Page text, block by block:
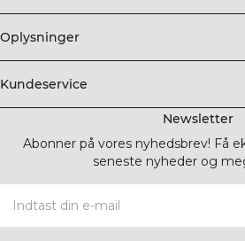
Oplysninger
Kundeservice
Newsletter
Abonner på vores nyhedsbrev! Få
seneste nyheder og